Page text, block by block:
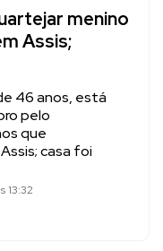
menino
Assis;
46 anos, está
pelo
que
casa foi
13:32